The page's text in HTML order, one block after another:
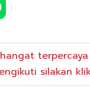
terpercaya
silakan